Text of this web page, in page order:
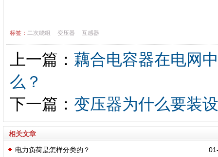
标签： 二次绕组 变压器 互感器
上一篇： 藕合电容器在电网
么？
下一篇： 变压器为什么要装
相关文章
电力负荷是怎样分类的？